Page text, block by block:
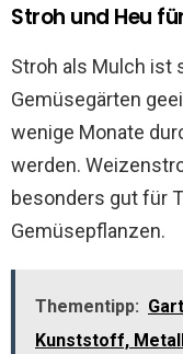
Stroh und Heu
Stroh als Mulch ist
Gemüsegärten
wenige Monate
werden.
besonders gut für
Gemüsepflanzen.
Thementipp:
Kunststoff, Metall